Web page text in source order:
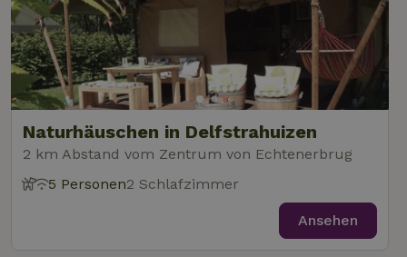
Naturhäuschen in Delfstrahuizen
2 km Abstand vom Zentrum von Echtenerbrug
5 Personen2 Schlafzimmer
Ansehen